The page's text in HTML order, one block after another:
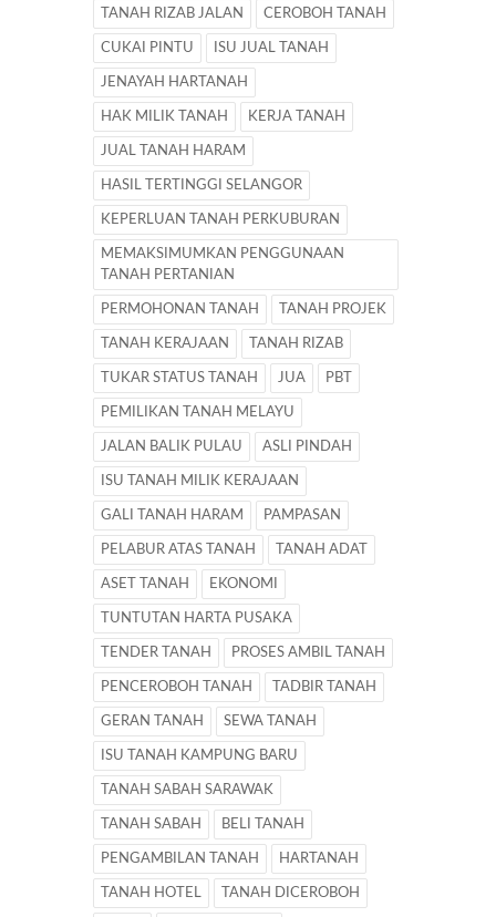
TANAH RIZAB JALAN CEROBOH TANAH
CUKAI PINTU ISU JUAL TANAH
JENAYAH HARTANAH
HAK MILIK TANAH KERJA TANAH
JUAL TANAH HARAM
HASIL TERTINGGI SELANGOR
KEPERLUAN TANAH PERKUBURAN
MEMAKSIMUMKAN PENGGUNAAN
TANAH PERTANIAN
PERMOHONAN TANAH TANAH PROJEK
TANAH KERAJAAN TANAH RIZAB
TUKAR STATUS TANAH JUA PBT
PEMILIKAN TANAH MELAYU
JALAN BALIK PULAU ASLI PINDAH
ISU TANAH MILIK KERAJAAN
GALI TANAH HARAM PAMPASAN
PELABUR ATAS TANAH TANAH ADAT
ASET TANAH EKONOMI
TUNTUTAN HARTA PUSAKA
TENDER TANAH PROSES AMBIL TANAH
PENCEROBOH TANAH TADBIR TANAH
GERAN TANAH SEWA TANAH
ISU TANAH KAMPUNG BARU
TANAH SABAH SARAWAK
TANAH SABAH BELI TANAH
PENGAMBILAN TANAH HARTANAH
TANAH HOTEL TANAH DICEROBOH